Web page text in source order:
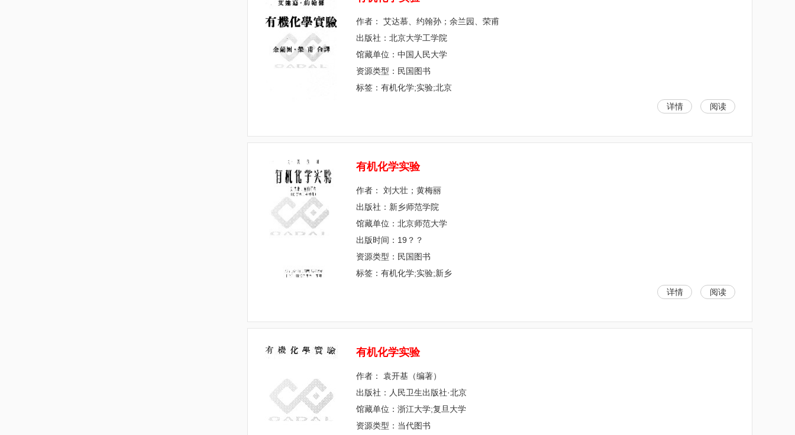
作者： 艾达慕、约翰孙；余兰园、荣甫
出版社：北京大学工学院
馆藏单位：中国人民大学
资源类型：民国图书
标签：有机化学;实验;北京
详情
阅读
有机化学实验
作者： 刘大壮；黄梅丽
出版社：新乡师范学院
馆藏单位：北京师范大学
出版时间：19？？
资源类型：民国图书
标签：有机化学;实验;新乡
详情
阅读
有机化学实验
作者： 袁开基（编著）
出版社：人民卫生出版社·北京
馆藏单位：浙江大学;复旦大学
资源类型：当代图书